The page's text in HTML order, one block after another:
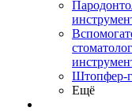
Штопфер-
Ещё